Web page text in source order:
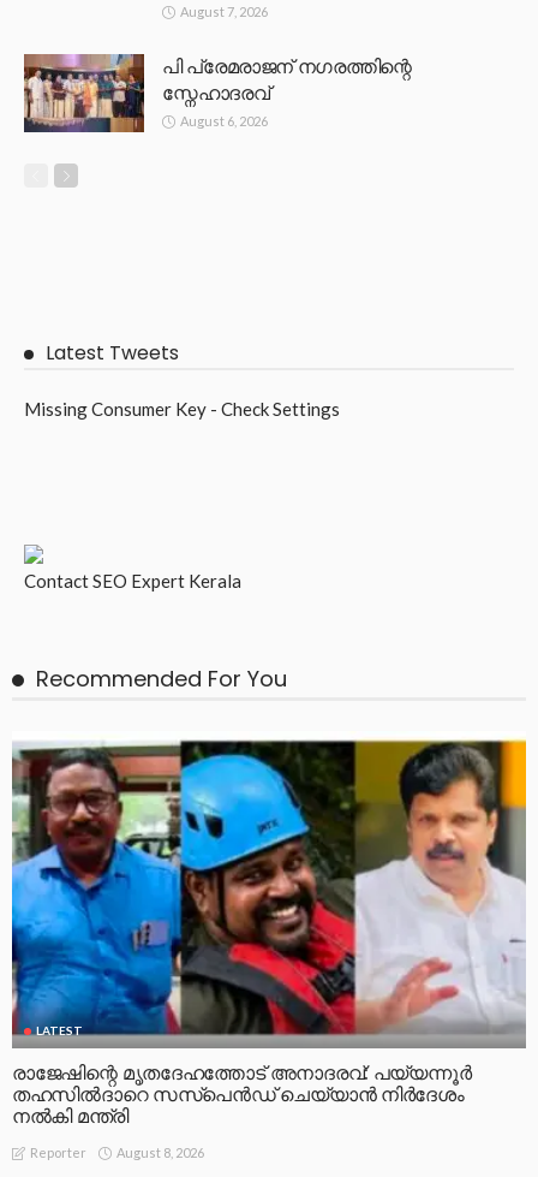
August 7, 2026
പി പ്രേമരാജന് നഗരത്തിന്റെ
സ്നേഹാദരവ്
August 6, 2026
Latest Tweets
Missing Consumer Key - Check Settings
ContactSEO Expert Kerala
Recommended For You
LATEST
രാജേഷിന്റെ മൃതദേഹത്തോട് അനാദരവ്: പയ്യന്നൂർ
തഹസിൽദാറെ സസ്പെൻഡ് ചെയ്യാൻ നിർദേശം
നൽകി മന്ത്രി
Reporter August 8, 2026